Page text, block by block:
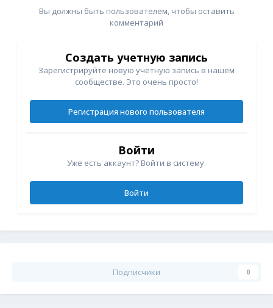
Вы должны быть пользователем, чтобы оставить
комментарий
Создать учетную запись
Зарегистрируйте новую учётную запись в нашем
сообществе. Это очень просто!
Регистрация нового пользователя
Войти
Уже есть аккаунт? Войти в систему.
Войти
Подписчики 0